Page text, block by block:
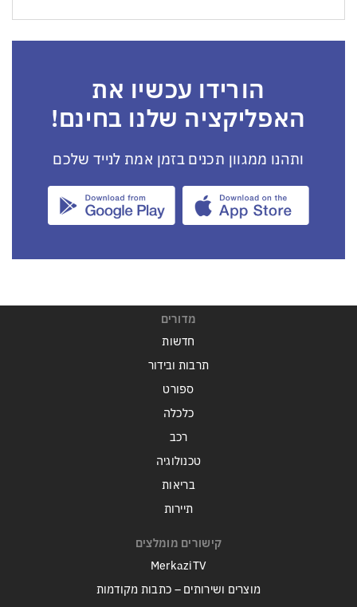
הורידו עכשיו את
האפליקציה שלנו בחינם!
ותהנו ממגוון תכנים בזמן אמת לנייד שלכם
מדורים
חדשות
תרבות ובידור
ספורט
כלכלה
רכב
טכנולוגיה
בריאות
תיירות
קישורים מומלצים
MerkaziTV
מוצרים ושירותים – כתבות מקודמות